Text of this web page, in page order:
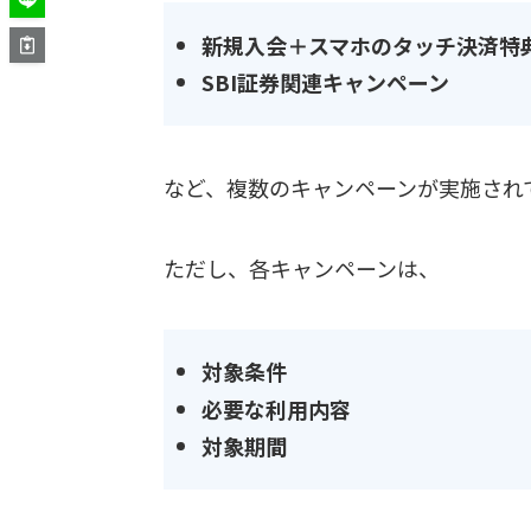
新規入会＋スマホのタッチ決済特
SBI証券関連キャンペーン
など、複数のキャンペーンが実施され
ただし、各キャンペーンは、
対象条件
必要な利用内容
対象期間